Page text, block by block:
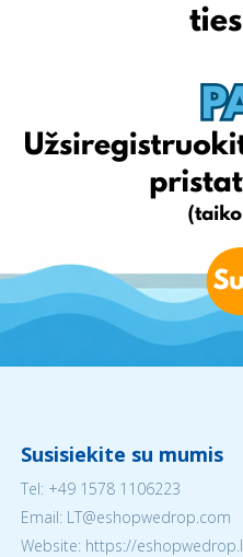
Susisiekite su mumis
Tel: +49 1578 1106223
Email: LT@eshopwedrop.com
Website: https://